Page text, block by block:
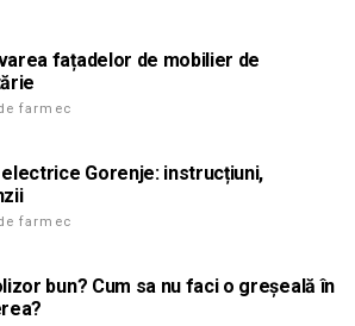
fațadelor de mobilier de
farmec
Gorenje: instrucțiuni,
farmec
bun? Cum sa nu faci o greșeală în